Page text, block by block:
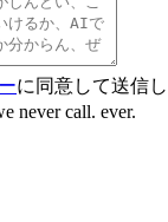
に同意して送信し
never call. ever.